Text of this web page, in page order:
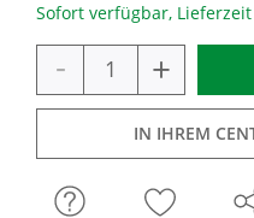
Sofort verfügbar,
- +
IN IHREM